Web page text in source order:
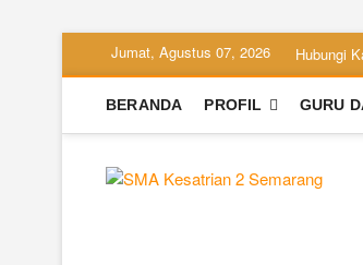
Jumat, Agustus 07, 2026 Hubungi
BERANDA PROFIL GURU